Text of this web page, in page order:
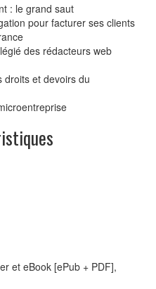
: le grand saut
pour facturer ses clients
des rédacteurs web
droits et devoirs du
et eBook [ePub + PDF],